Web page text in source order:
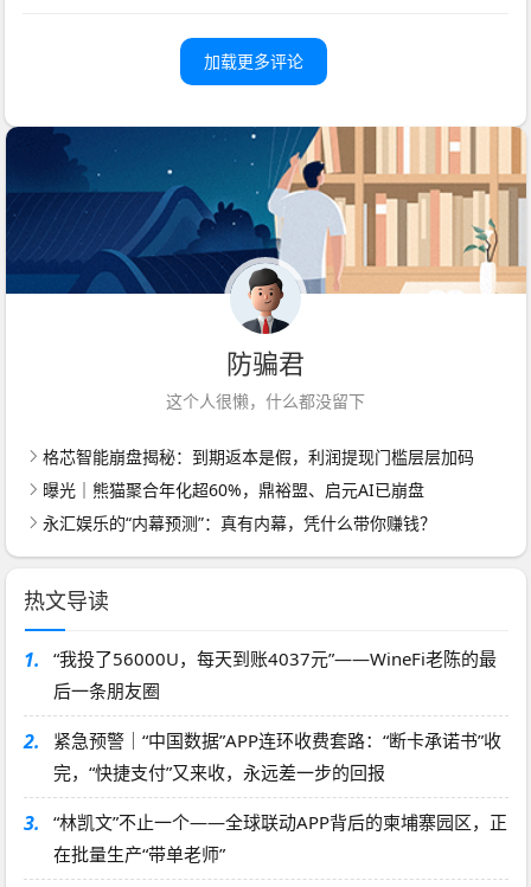
加载更多评论
防骗君
这个人很懒，什么都没留下
格芯智能崩盘揭秘：到期返本是假，利润提现门槛层层加码
曝光｜熊猫聚合年化超60%，鼎裕盟、启元AI已崩盘
永汇娱乐的“内幕预测”：真有内幕，凭什么带你赚钱？
热文导读
1.
“我投了56000U，每天到账4037元”——WineFi老陈的最
后一条朋友圈
2.
紧急预警｜“中国数据”APP连环收费套路：“断卡承诺书”收
完，“快捷支付”又来收，永远差一步的回报
3.
“林凯文”不止一个——全球联动APP背后的柬埔寨园区，正
在批量生产“带单老师”